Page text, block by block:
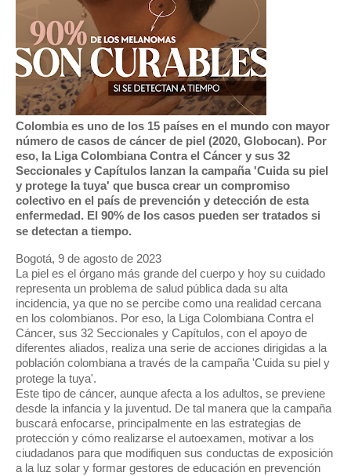
Colombia es uno de los 15 países en el mundo con mayor
número de casos de cáncer de piel (2020, Globocan). Por
eso, la Liga Colombiana Contra el Cáncer y sus 32
Seccionales y Capítulos lanzan la campaña 'Cuida su piel
y protege la tuya' que busca crear un compromiso
colectivo en el país de prevención y detección de esta
enfermedad. El 90% de los casos pueden ser tratados si
se detectan a tiempo.
Bogotá, 9 de agosto de 2023
La piel es el órgano más grande del cuerpo y hoy su cuidado
representa un problema de salud pública dada su alta
incidencia, ya que no se percibe como una realidad cercana
en los colombianos. Por eso, la Liga Colombiana Contra el
Cáncer, sus 32 Seccionales y Capítulos, con el apoyo de
diferentes aliados, realiza una serie de acciones dirigidas a la
población colombiana a través de la campaña 'Cuida su piel y
protege la tuya'.
Este tipo de cáncer, aunque afecta a los adultos, se previene
desde la infancia y la juventud. De tal manera que la campaña
buscará enfocarse, principalmente en las estrategias de
protección y cómo realizarse el autoexamen, motivar a los
ciudadanos para que modifiquen sus conductas de exposición
a la luz solar y formar gestores de educación en prevención